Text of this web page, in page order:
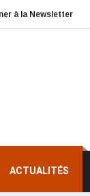
à la Newsletter
ACTUALITÉS